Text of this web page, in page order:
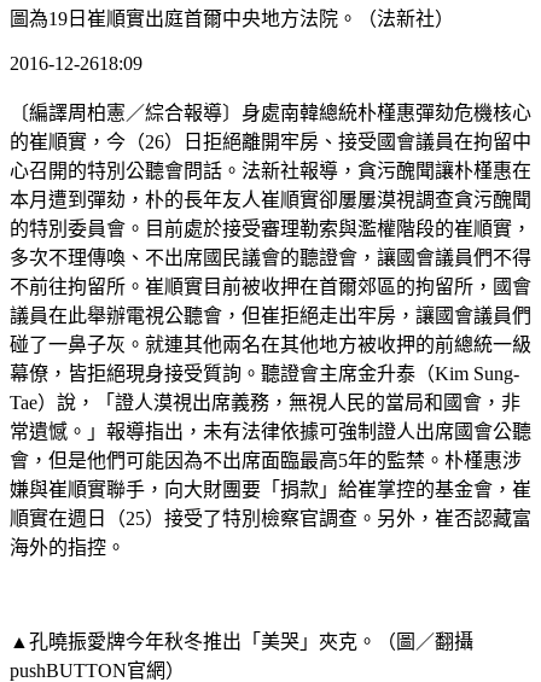
圖為19日崔順實出庭首爾中央地方法院。（法新社）
2016-12-2618:09
〔編譯周柏憲／綜合報導〕身處南韓總統朴槿惠彈劾危機核心
的崔順實，今（26）日拒絕離開牢房、接受國會議員在拘留中
心召開的特別公聽會問話。法新社報導，貪污醜聞讓朴槿惠在
本月遭到彈劾，朴的長年友人崔順實卻屢屢漠視調查貪污醜聞
的特別委員會。目前處於接受審理勒索與濫權階段的崔順實，
多次不理傳喚、不出席國民議會的聽證會，讓國會議員們不得
不前往拘留所。崔順實目前被收押在首爾郊區的拘留所，國會
議員在此舉辦電視公聽會，但崔拒絕走出牢房，讓國會議員們
碰了一鼻子灰。就連其他兩名在其他地方被收押的前總統一級
幕僚，皆拒絕現身接受質詢。聽證會主席金升泰（Kim Sung-
Tae）說，「證人漠視出席義務，無視人民的當局和國會，非
常遺憾。」報導指出，未有法律依據可強制證人出席國會公聽
會，但是他們可能因為不出席面臨最高5年的監禁。朴槿惠涉
嫌與崔順實聯手，向大財團要「捐款」給崔掌控的基金會，崔
順實在週日（25）接受了特別檢察官調查。另外，崔否認藏富
海外的指控。
▲孔曉振愛牌今年秋冬推出「美哭」夾克。（圖／翻攝
pushBUTTON官網）